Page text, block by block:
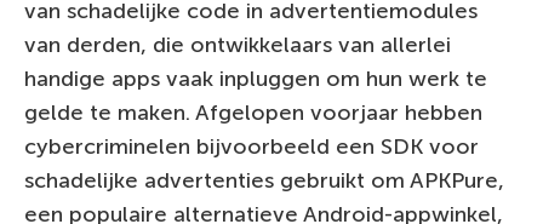
van schadelijke code in advertentiemodules
van derden, die ontwikkelaars van allerlei
handige apps vaak inpluggen om hun werk te
gelde te maken. Afgelopen voorjaar hebben
cybercriminelen bijvoorbeeld een SDK voor
schadelijke advertenties gebruikt om APKPure,
een populaire alternatieve Android-appwinkel,